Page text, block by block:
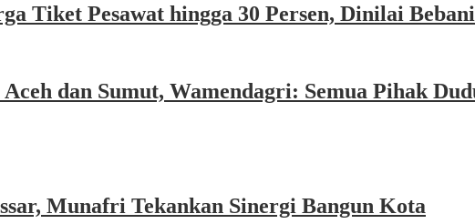
Tiket Pesawat hingga 30 Persen, Dinilai
dan Sumut, Wamendagri: Semua Pihak
Munafri Tekankan Sinergi Bangun Kota